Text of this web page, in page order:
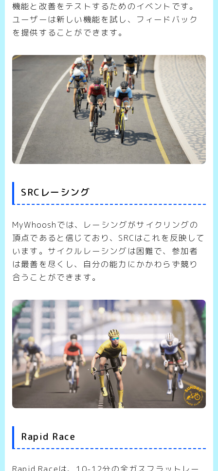
機能と改善をテストするためのイベントです。
ユーザーは新しい機能を試し、フィードバック
を提供することができます。
SRCレーシング
MyWhooshでは、レーシングがサイクリングの
頂点であると信じており、SRCはこれを反映して
います。サイクルレーシングは困難で、参加者
は最善を尽くし、自分の能力にかかわらず競り
合うことができます。
Rapid Race
Rapid Raceは、10-12分の全ガスフラットレー